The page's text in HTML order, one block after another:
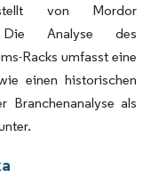
von Mordor
Die Analyse des
Racks umfasst eine
einen historischen
Branchenanalyse als